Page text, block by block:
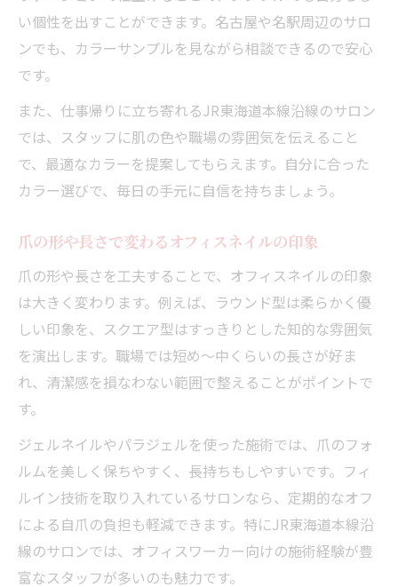
い個性を出すことができます。名古屋や名駅周辺のサロ
ンでも、カラーサンプルを見ながら相談できるので安心
です。
また、仕事帰りに立ち寄れるJR東海道本線沿線のサロン
では、スタッフに肌の色や職場の雰囲気を伝えること
で、最適なカラーを提案してもらえます。自分に合った
カラー選びで、毎日の手元に自信を持ちましょう。
爪の形や長さで変わるオフィスネイルの印象
爪の形や長さを工夫することで、オフィスネイルの印象
は大きく変わります。例えば、ラウンド型は柔らかく優
しい印象を、スクエア型はすっきりとした知的な雰囲気
を演出します。職場では短め〜中くらいの長さが好ま
れ、清潔感を損なわない範囲で整えることがポイントで
す。
ジェルネイルやパラジェルを使った施術では、爪のフォ
ルムを美しく保ちやすく、長持ちもしやすいです。フィ
ルイン技術を取り入れているサロンなら、定期的なオフ
による自爪の負担も軽減できます。特にJR東海道本線沿
線のサロンでは、オフィスワーカー向けの施術経験が豊
富なスタッフが多いのも魅力です。